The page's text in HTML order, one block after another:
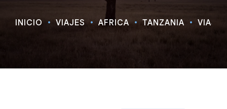
INICIO VIAJES ÁFRICA TANZANIA VIAJE